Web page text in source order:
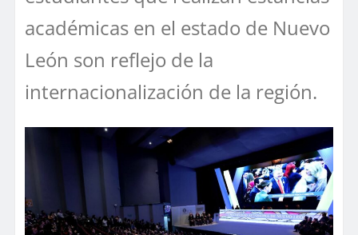
académicas en el estado de Nuevo
León son reflejo de la
internacionalización de la región.